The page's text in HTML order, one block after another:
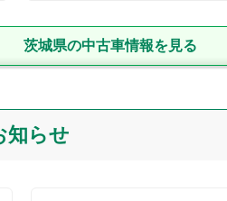
茨城県の中古車情報を見る
知らせ